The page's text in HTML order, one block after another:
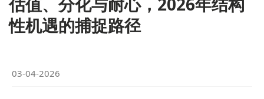
性机遇的捕捉路径
03-04-2026